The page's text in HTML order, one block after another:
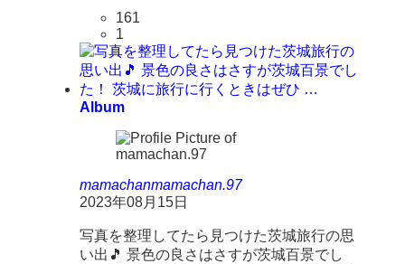
161
1
Album
mamachanmamachan.97
2023年08月15日
写真を整理してたら見つけた茨城旅行の思
い出🎵 景色の良さはさすが茨城百景でし